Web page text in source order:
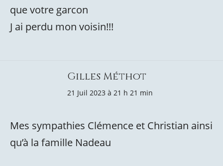
que votre garcon
J ai perdu mon voisin!!!
Gilles Méthot
21 Juil 2023 à 21 h 21 min
Mes sympathies Clémence et Christian ainsi
qu’à la famille Nadeau